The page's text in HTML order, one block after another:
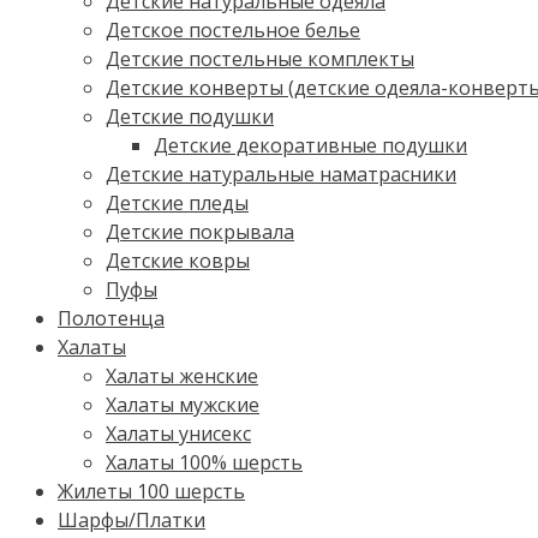
Детское постельное белье
Детские постельные комплекты
Детские конверты (детские одеяла-
Детские подушки
Детские декоративные подушки
Детские натуральные наматрасники
Детские пледы
Детские покрывала
Детские ковры
Пуфы
Полотенца
Халаты
Халаты женские
Халаты мужские
Халаты унисекс
Халаты 100% шерсть
Жилеты 100 шерсть
Шарфы/Платки